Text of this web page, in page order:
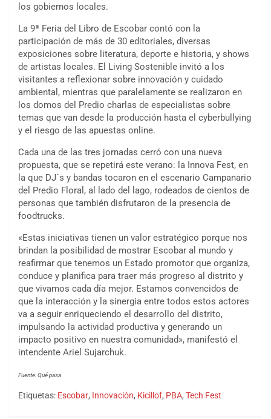
los gobiernos locales.
La 9ª Feria del Libro de Escobar contó con la
participación de más de 30 editoriales, diversas
exposiciones sobre literatura, deporte e historia, y shows
de artistas locales. El Living Sostenible invitó a los
visitantes a reflexionar sobre innovación y cuidado
ambiental, mientras que paralelamente se realizaron en
los domos del Predio charlas de especialistas sobre
temas que van desde la producción hasta el cyberbullying
y el riesgo de las apuestas online.
Cada una de las tres jornadas cerró con una nueva
propuesta, que se repetirá este verano: la Innova Fest, en
la que DJ´s y bandas tocaron en el escenario Campanario
del Predio Floral, al lado del lago, rodeados de cientos de
personas que también disfrutaron de la presencia de
foodtrucks.
«Estas iniciativas tienen un valor estratégico porque nos
brindan la posibilidad de mostrar Escobar al mundo y
reafirmar que tenemos un Estado promotor que organiza,
conduce y planifica para traer más progreso al distrito y
que vivamos cada día mejor. Estamos convencidos de
que la interacción y la sinergia entre todos estos actores
va a seguir enriqueciendo el desarrollo del distrito,
impulsando la actividad productiva y generando un
impacto positivo en nuestra comunidad», manifestó el
intendente Ariel Sujarchuk.
Fuente: Qué pasa
Etiquetas: Escobar, Innovación, Kicillof, PBA, Tech Fest